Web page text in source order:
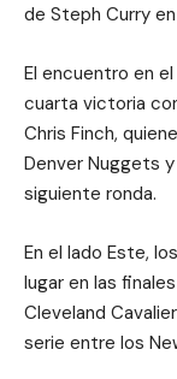
de Steph Curry
El encuentro en
cuarta victoria
Chris Finch,
Denver Nuggets
siguiente ronda.
En el lado Este,
lugar en las
Cleveland
serie entre los